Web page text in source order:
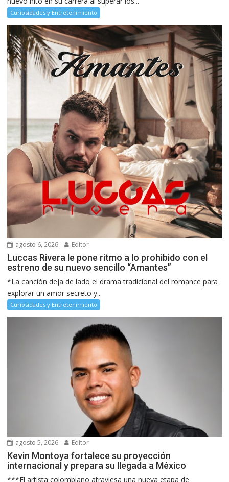
Curiosidades y Entretenimiento
agosto 6, 2026 Editor
Luccas Rivera le pone ritmo a lo prohibido con el
estreno de su nuevo sencillo “Amantes”
*La canción deja de lado el drama tradicional del romance para
explorar un amor secreto y...
Curiosidades y Entretenimiento
agosto 5, 2026 Editor
Kevin Montoya fortalece su proyección
internacional y prepara su llegada a México
***El artista colombiano atraviesa una nueva etapa de